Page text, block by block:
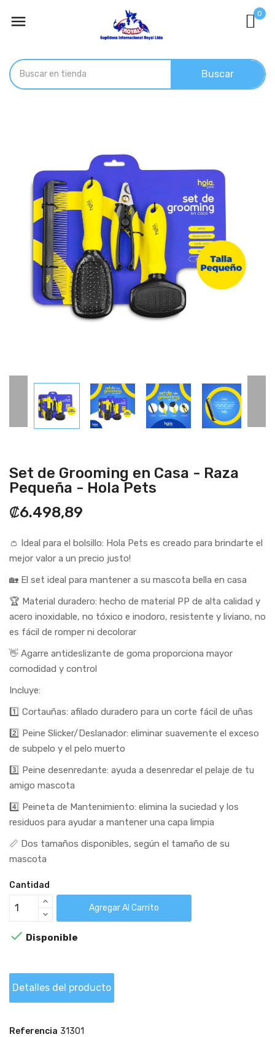
 0
Buscar
Set de Grooming en Casa - Raza
Pequeña - Hola Pets
₡6.498,89
👛 Ideal para el bolsillo: Hola Pets es creado para brindarte el
mejor valor a un precio justo!
🏡 El set ideal para mantener a su mascota bella en casa
🏆 Material duradero: hecho de material PP de alta calidad y
acero inoxidable, no tóxico e inodoro, resistente y liviano, no
es fácil de romper ni decolorar
👋 Agarre antideslizante de goma proporciona mayor
comodidad y control
Incluye:
1️⃣ Cortauñas: afilado duradero para un corte fácil de uñas
2️⃣ Peine Slicker/Deslanador: eliminar suavemente el exceso
de subpelo y el pelo muerto
3️⃣ Peine desenredante: ayuda a desenredar el pelaje de tu
amigo mascota
4️⃣ Peineta de Mantenimiento: elimina la suciedad y los
residuos para ayudar a mantener una capa limpia
📏 Dos tamaños disponibles, según el tamaño de su
mascota
Cantidad
Agregar Al Carrito
 Disponible
Detalles del producto
Referencia 31301